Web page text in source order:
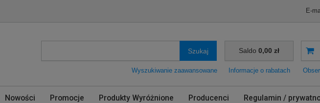
E-
Szukaj
Wyszukiwanie zaawansowane
Saldo 0,00 zł
Informacje o rabatach
Nowości Promocje Produkty Wyróżnione Producenci Regulamin /